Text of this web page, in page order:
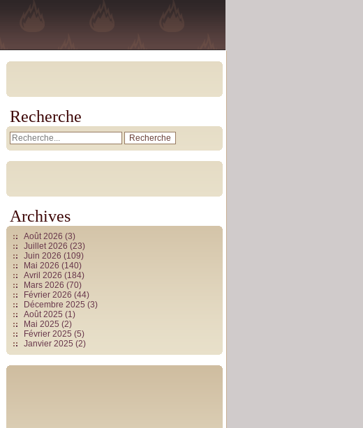
Recherche
Archives
Août 2026 (3)
Juillet 2026 (23)
Juin 2026 (109)
Mai 2026 (140)
Avril 2026 (184)
Mars 2026 (70)
Février 2026 (44)
Décembre 2025 (3)
Août 2025 (1)
Mai 2025 (2)
Février 2025 (5)
Janvier 2025 (2)